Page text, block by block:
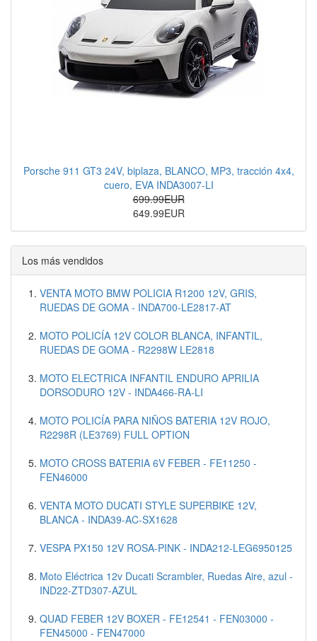
Porsche 911 GT3 24V, biplaza, BLANCO, MP3, tracción 4x4,
cuero, EVA INDA3007-LI
699.99EUR
649.99EUR
Los más vendidos
VENTA MOTO BMW POLICIA R1200 12V, GRIS,
RUEDAS DE GOMA - INDA700-LE2817-AT
MOTO POLICÍA 12V COLOR BLANCA, INFANTIL,
RUEDAS DE GOMA - R2298W LE2818
MOTO ELECTRICA INFANTIL ENDURO APRILIA
DORSODURO 12V - INDA466-RA-LI
MOTO POLICÍA PARA NIÑOS BATERIA 12V ROJO,
R2298R (LE3769) FULL OPTION
MOTO CROSS BATERIA 6V FEBER - FE11250 -
FEN46000
VENTA MOTO DUCATI STYLE SUPERBIKE 12V,
BLANCA - INDA39-AC-SX1628
VESPA PX150 12V ROSA-PINK - INDA212-LEG6950125
Moto Eléctrica 12v Ducati Scrambler, Ruedas Aire, azul -
IND22-ZTD307-AZUL
QUAD FEBER 12V BOXER - FE12541 - FEN03000 -
FEN45000 - FEN47000